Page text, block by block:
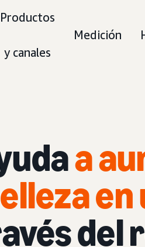
Productos
y canales
Medición
a
en